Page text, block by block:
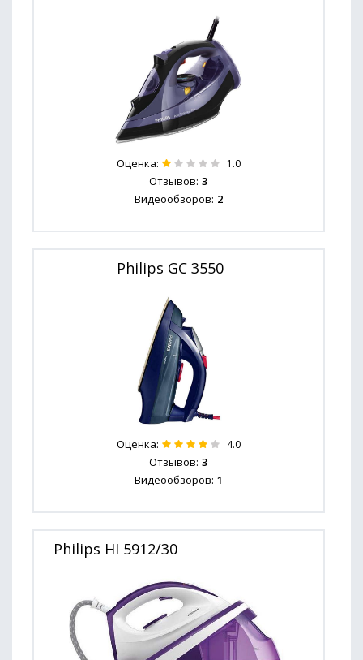
Оценка: 1.0
Отзывов: 3
Видеообзоров: 2
Philips GC 3550
Оценка: 4.0
Отзывов: 3
Видеообзоров: 1
Philips HI 5912/30